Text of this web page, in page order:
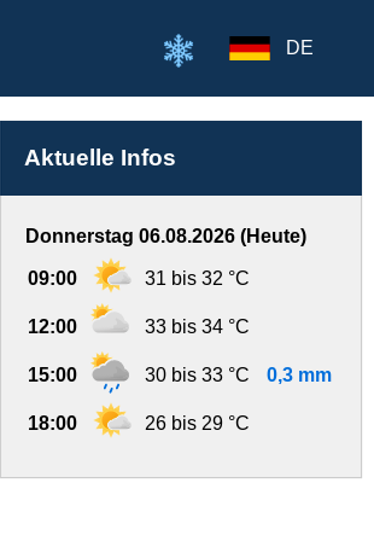
DE
Aktuelle Infos
Donnerstag 06.08.2026 (Heute)
09:00 31 bis 32 °C
12:00 33 bis 34 °C
15:00 30 bis 33 °C 0,3 mm
18:00 26 bis 29 °C